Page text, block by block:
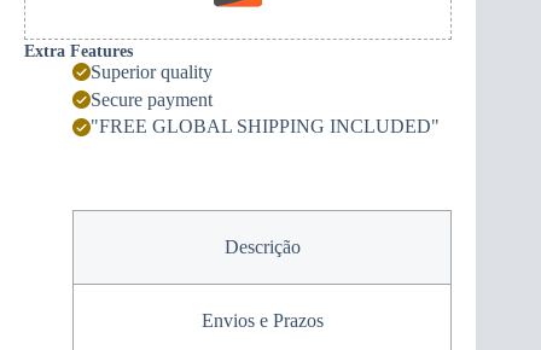
Extra Features
Superior quality
Secure payment
"FREE GLOBAL SHIPPING INCLUDED"
Descrição
Envios e Prazos